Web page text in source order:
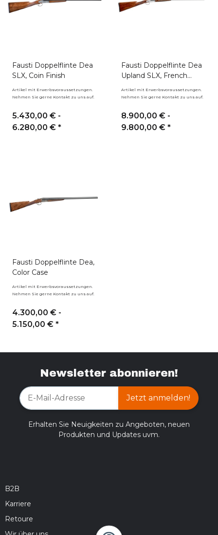
Fausti Doppelflinte Dea
SLX, Coin Finish
Artikel mit Erwerbsvoraussetzungen.
Nehmen Sie gerne Kontakt zu uns auf.
5.430,00 € -
6.280,00 € *
Fausti Doppelflinte Dea
Upland SLX, French
Artikel mit Erwerbsvoraussetzungen.
Nehmen Sie gerne Kontakt zu uns auf.
8.900,00 € -
9.800,00 € *
Fausti Doppelflinte Dea,
Color Case
Artikel mit Erwerbsvoraussetzungen.
Nehmen Sie gerne Kontakt zu uns auf.
4.300,00 € -
5.150,00 € *
Newsletter abonnieren!
Jetzt anmelden!
Erhalten Sie Neuigkeiten zu Angeboten, neuen
Produkten und Updates uvm.
B2B
Karriere
Retoure